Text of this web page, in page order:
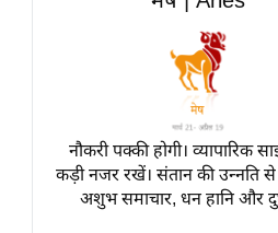
त्योहार
राशिफल
विशेष
नौकरी पक्की होगी। व्यापारिक
कड़ी नजर रखें। संतान की उन्नति से
अशुभ समाचार, धन हानि और